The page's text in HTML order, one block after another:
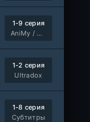
1-9 серия
AniMy / RuChiMe
1-2 серия
Ultradox
1-8 серия
Субтитры